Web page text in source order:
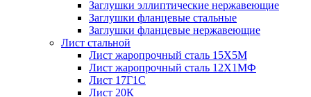
Заглушки эллиптические нержавеющие
Заглушки фланцевые стальные
Заглушки фланцевые нержавеющие
Лист стальной
Лист жаропрочный сталь 15Х5М
Лист жаропрочный сталь 12Х1МФ
Лист 17Г1С
Лист 20К